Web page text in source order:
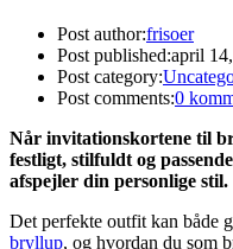
Post author:frisoer
Post published:april
Post category:
Post comments:0
Når invitationskortene til
festligt, stilfuldt og
afspejler din personlige stil.
Det perfekte outfit kan både
bryllup, og hvordan du som